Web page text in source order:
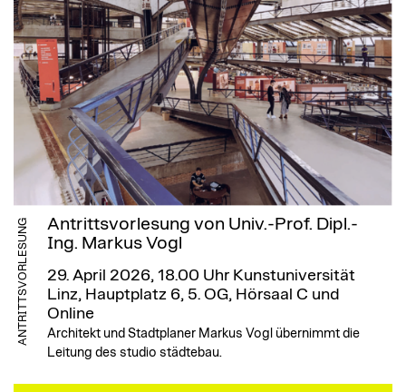
ANTRITTSVORLESUNG
Antrittsvorlesung von Univ.-Prof. Dipl.-
Ing. Markus Vogl
29. April 2026, 18.00 Uhr Kunstuniversität
Linz, Hauptplatz 6, 5. OG, Hörsaal C und
Online
Architekt und Stadtplaner Markus Vogl übernimmt die
Leitung des studio städtebau.